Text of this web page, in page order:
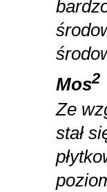
Mos2
Ze
stał